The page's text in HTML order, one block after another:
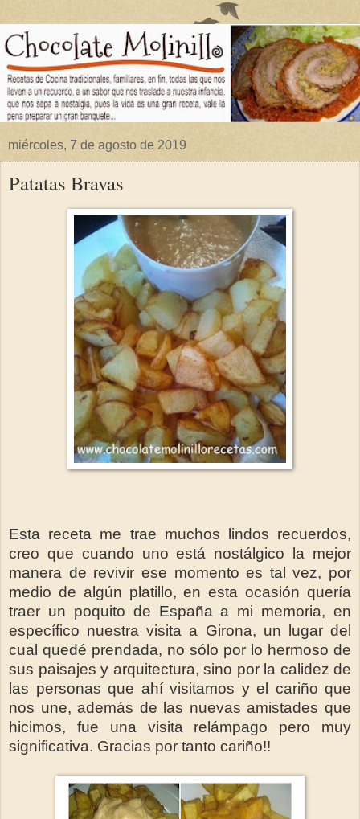
miércoles, 7 de agosto de 2019
Patatas Bravas
Esta receta me trae muchos lindos recuerdos,
creo que cuando uno está nostálgico la mejor
manera de revivir ese momento es tal vez, por
medio de algún platillo, en esta ocasión quería
traer un poquito de España a mi memoria, en
específico nuestra visita a Girona, un lugar del
cual quedé prendada, no sólo por lo hermoso de
sus paisajes y arquitectura, sino por la calidez de
las personas que ahí visitamos y el cariño que
nos une, además de las nuevas amistades que
hicimos, fue una visita relámpago pero muy
significativa. Gracias por tanto cariño!!